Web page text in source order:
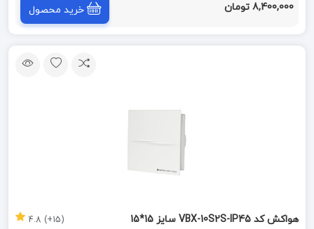
8,400,000 تومان خرید محصول
هواکش کد VBX-10S2S-IP45 سایز 15*15 (15+) 4.8